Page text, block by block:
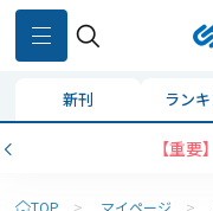
新刊 ラン
【重
TOP > マイページ >